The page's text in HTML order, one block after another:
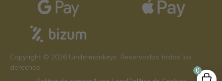
Copyright © 2026 Undermonkeys. Reservados todos los
derechos
49,95
0